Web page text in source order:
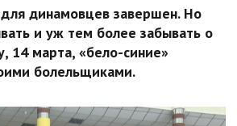
динамовцев завершен. Но
и уж тем более забывать о
14 марта, «бело-синие»
болельщиками.